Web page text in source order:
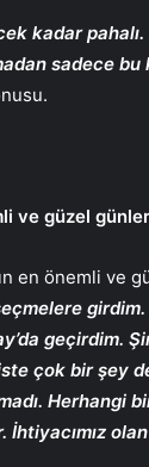
kadar
sadece bu
ve güzel
en önemli ve
geçirdim.
çok bir şey
Herhangi